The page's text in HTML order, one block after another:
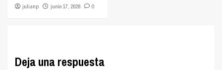
julianp junio 17, 2026 0
Deja una respuesta